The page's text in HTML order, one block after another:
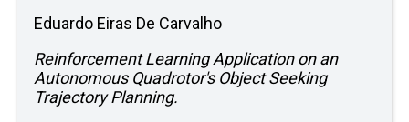
Eduardo Eiras De Carvalho
Reinforcement Learning Application on an
Autonomous Quadrotor's Object Seeking
Trajectory Planning.